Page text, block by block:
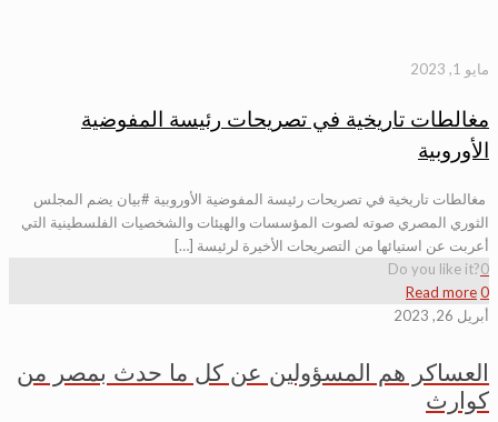
مايو 1, 2023
مغالطات تاريخية في تصريحات رئيسة المفوضية
الأوروبية
مغالطات تاريخية في تصريحات رئيسة المفوضية الأوروبية #بيان يضم المجلس
الثوري المصري صوته لصوت المؤسسات والهيئات والشخصيات الفلسطينية التي
أعربت عن استيائها من التصريحات الأخيرة لرئيسة […]
Do you like it?0
0
Read more
أبريل 26, 2023
العساكر هم المسؤولين عن كل ما حدث بمصر من
كوارث